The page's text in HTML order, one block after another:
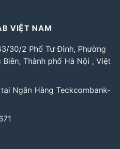
VIỆT NAM
30/2 Phố Tư Đình, Phường
Biên, Thành phố Hà Nội , Việt
Ngân Hàng Teckcombank-